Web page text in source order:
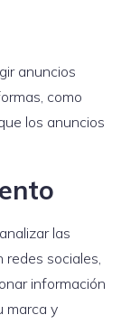
anuncios
como
los anuncios
las
redes sociales,
información
marca y